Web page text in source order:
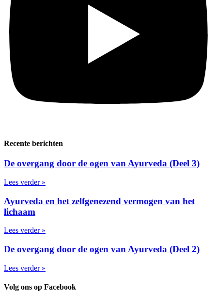
Recente berichten
De overgang door de ogen van Ayurveda (Deel 3)
Lees verder »
Ayurveda en het zelfgenezend vermogen van het
lichaam
Lees verder »
De overgang door de ogen van Ayurveda (Deel 2)
Lees verder »
Volg ons op Facebook